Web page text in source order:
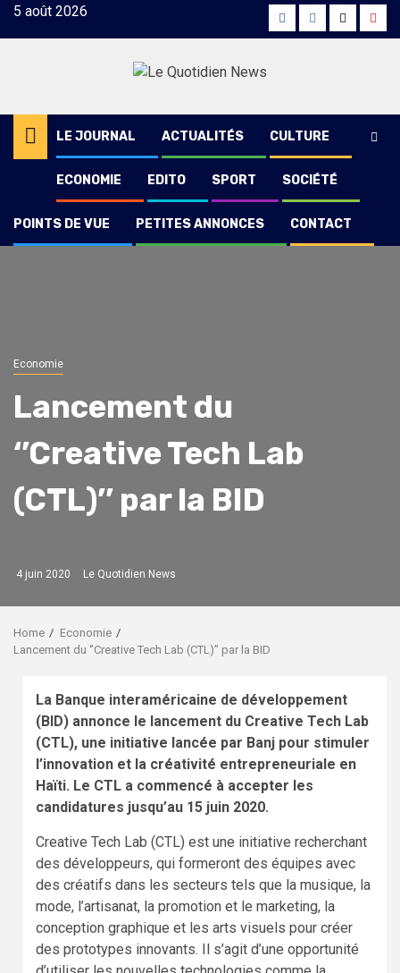
Skip5 août 2026 FacebookInstagram
Twitter
LE JOURNAL ACTUALITÉS CULTURE
ECONOMIE EDITO SPORT SOCIÉTÉ
POINTS DE VUE PETITES ANNONCES CONTACT
Economie
Lancement du
‘’Creative Tech Lab
(CTL)’’ par la BID
4 juin 2020 Le Quotidien News
Home
Economie
Lancement du ‘’Creative Tech Lab (CTL)’’ par la BID
La Banque interaméricaine de développement
(BID) annonce le lancement du Creative Tech Lab
(CTL), une initiative lancée par Banj pour stimuler
l’innovation et la créativité entrepreneuriale en
Haïti. Le CTL a commencé à accepter les
candidatures jusqu’au 15 juin 2020.
Creative Tech Lab (CTL) est une initiative recherchant
des développeurs, qui formeront des équipes avec
des créatifs dans les secteurs tels que la musique, la
mode, l’artisanat, la promotion et le marketing, la
conception graphique et les arts visuels pour créer
des prototypes innovants. Il s’agit d’une opportunité